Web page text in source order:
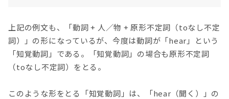
上記の例文も、「動詞 + 人／物 + 原形不定詞（toなし不定
詞）」の形になっているが、今度は動詞が「hear」という
「知覚動詞」である。「知覚動詞」の場合も原形不定詞
（toなし不定詞）をとる。
このような形をとる「知覚動詞」は、「hear（聞く）」の